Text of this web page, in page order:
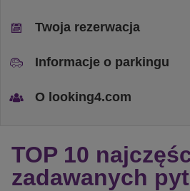
Twoja rezerwacja
Informacje o parkingu
O looking4.com
TOP 10
zadawanych